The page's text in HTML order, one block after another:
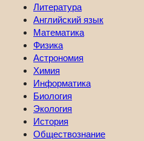
Литература
Английский язык
Математика
Физика
Астрономия
Химия
Информатика
Биология
Экология
История
Обществознание